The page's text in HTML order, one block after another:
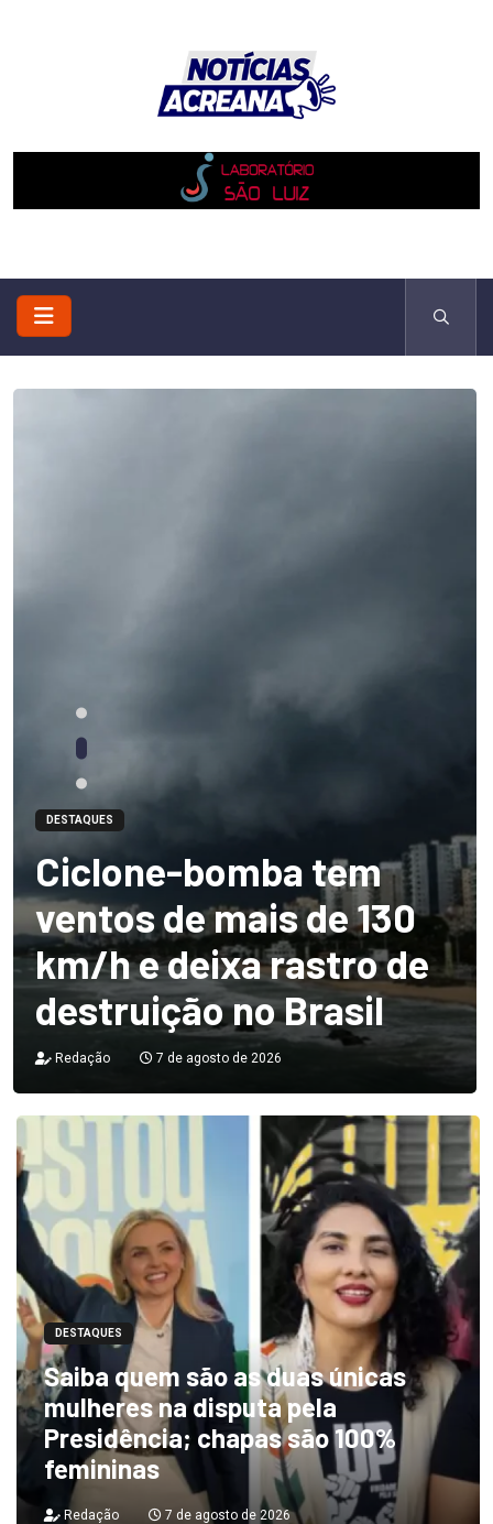
DESTAQUES
Ciclone-bomba tem
ventos de mais de 130
km/h e deixa rastro de
destruição no Brasil
Redação 7 de agosto de 2026
DESTAQUES
Saiba quem são as duas únicas
mulheres na disputa pela
Presidência; chapas são 100%
femininas
Redação 7 de agosto de 2026